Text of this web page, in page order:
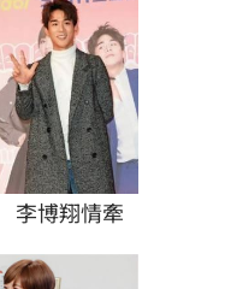
李博翔情牽